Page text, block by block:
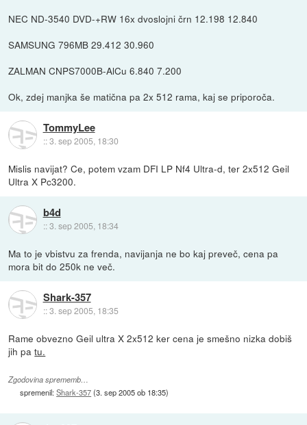
NEC ND-3540 DVD-+RW 16x dvoslojni črn 12.198 12.840
SAMSUNG 796MB 29.412 30.960
ZALMAN CNPS7000B-AlCu 6.840 7.200
Ok, zdej manjka še matična pa 2x 512 rama, kaj se priporoča.
TommyLee
::3. sep 2005, 18:30
Mislis navijat? Ce, potem vzam DFI LP Nf4 Ultra-d, ter 2x512 Geil
Ultra X Pc3200.
b4d
::3. sep 2005, 18:34
Ma to je vbistvu za frenda, navijanja ne bo kaj preveč, cena pa
mora bit do 250k ne več.
Shark-357
::3. sep 2005, 18:35
Rame obvezno Geil ultra X 2x512 ker cena je smešno nizka dobiš
jih patu.
Zgodovina sprememb…
spremenil:Shark-357(3. sep 2005 ob 18:35)